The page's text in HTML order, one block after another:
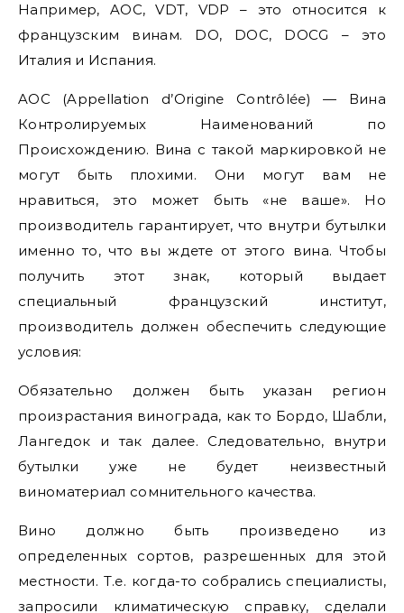
Например, AOC, VDT, VDP – это относится к
французским винам. DO, DOC, DOCG – это
Италия и Испания.
AOC (Appellation d’Origine Contrôlée) — Вина
Контролируемых Наименований по
Происхождению. Вина с такой маркировкой не
могут быть плохими. Они могут вам не
нравиться, это может быть «не ваше». Но
производитель гарантирует, что внутри бутылки
именно то, что вы ждете от этого вина. Чтобы
получить этот знак, который выдает
специальный французский институт,
производитель должен обеспечить следующие
условия:
Обязательно должен быть указан регион
произрастания винограда, как то Бордо, Шабли,
Лангедок и так далее. Следовательно, внутри
бутылки уже не будет неизвестный
виноматериал сомнительного качества.
Вино должно быть произведено из
определенных сортов, разрешенных для этой
местности. Т.е. когда-то собрались специалисты,
запросили климатическую справку, сделали